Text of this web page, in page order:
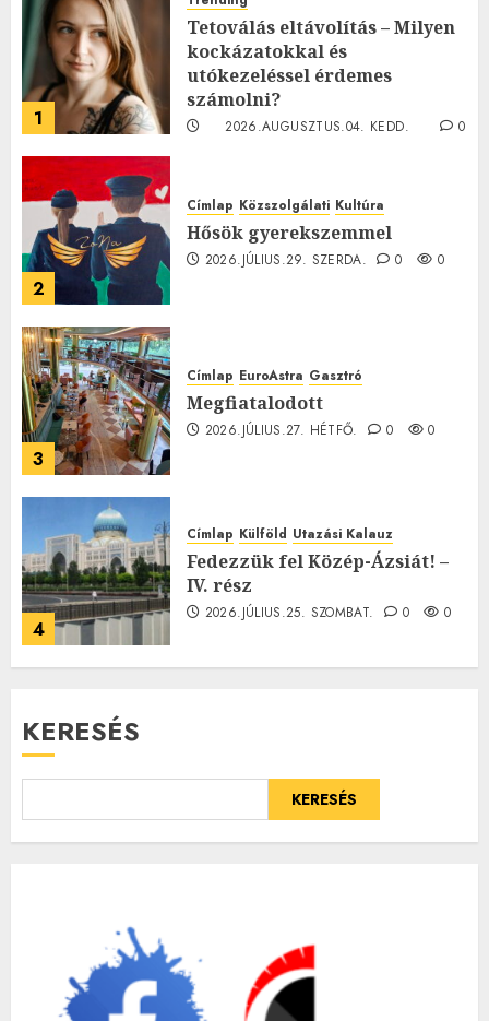
1
Tetoválás eltávolítás – Milyen
kockázatokkal és
utókezeléssel érdemes
számolni?
2026.AUGUSZTUS.04. KEDD.
0
2
Címlap Közszolgálati Kultúra
Hősök gyerekszemmel
2026.JÚLIUS.29. SZERDA. 0 0
3
Címlap EuroAstra Gasztró
Megfiatalodott
2026.JÚLIUS.27. HÉTFŐ. 0 0
4
Címlap Külföld Utazási Kalauz
Fedezzük fel Közép-Ázsiát! –
IV. rész
2026.JÚLIUS.25. SZOMBAT. 0 0
KERESÉS
KERESÉS